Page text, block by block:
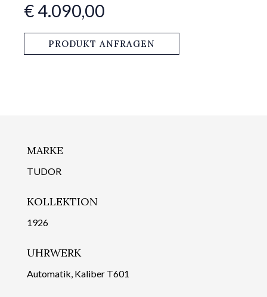
€ 4.090,00
PRODUKT ANFRAGEN
MARKE
TUDOR
KOLLEKTION
1926
UHRWERK
Automatik, Kaliber T601